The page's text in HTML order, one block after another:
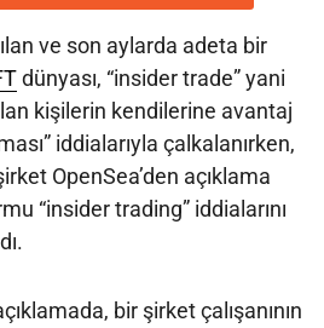
ve son aylarda adeta bir
dünyası, “insider trade” yani
kişilerin kendilerine avantaj
iddialarıyla çalkalanırken,
OpenSea’den açıklama
“insider trading” iddialarını
bir şirket çalışanının